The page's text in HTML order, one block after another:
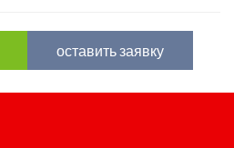
оставить заявку